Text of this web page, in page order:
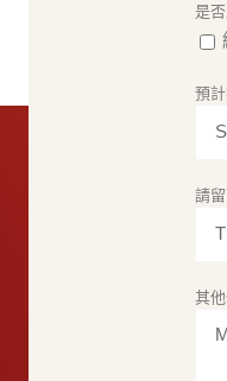
是
預
請
其